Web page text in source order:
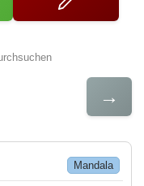
→
Mandala